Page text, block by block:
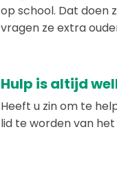
op school. Dat doen
vragen ze extra
Hulp is altijd
Heeft u zin om te
lid te worden van